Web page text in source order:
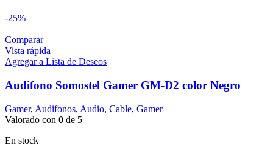
-25%
Comparar
Vista rápida
Agregar a Lista de Deseos
Audifono Somostel Gamer GM-D2 color Negro
Gamer, Audifonos, Audio, Cable, Gamer
Valorado con 0 de 5
En stock